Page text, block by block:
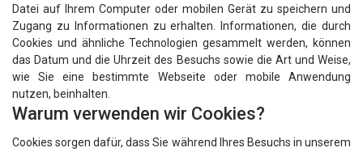
Datei auf Ihrem Computer oder mobilen Gerät zu speichern und
Zugang zu Informationen zu erhalten. Informationen, die durch
Cookies und ähnliche Technologien gesammelt werden, können
das Datum und die Uhrzeit des Besuchs sowie die Art und Weise,
wie Sie eine bestimmte Webseite oder mobile Anwendung
nutzen, beinhalten.
Warum verwenden wir Cookies?
Cookies sorgen dafür, dass Sie während Ihres Besuchs in unserem